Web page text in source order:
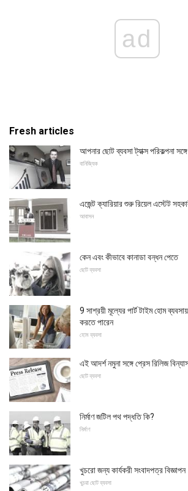
ad
Fresh articles
আপনার ছোট ব্যবসা ট্যাক্স পরিকল্পনা
বানিজ্যিক
এজেন্ট ক্যারিয়ার শুরু রিয়েল এস্টেট
আবাসন
কেন এবং কীভাবে কানাডা বন্ধন পেতে
ছোট ব্যবসা
9 সাশ্রয়ী মূল্যের পার্ট টাইম হোম
করতে পারেন
হোম ব্যবসা
এই আদর্শ নমুনা সঙ্গে প্রেস রিলিজ
ছোট ব্যবসা
নির্মাণ জটিল পথ পদ্ধতি কি?
নির্মাণ
খুচরো জন্য কার্যকরী সংবাদপত্র বিজ্ঞাপন
খুচরা ছোট ব্যবসা